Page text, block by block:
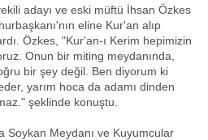
adayı ve eski müftü İhsan Özkes
eline Kur'an alıp
Özkes, "Kur'an-ı Kerim hepimizin
Onun bir miting meydanında,
bir şey değil. Ben diyorum ki
yarım hoca da adamı dinden
şeklinde konuştu.
Soykan Meydanı ve Kuyumcular